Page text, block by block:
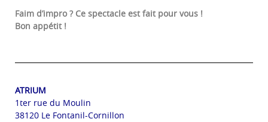
Faim d’impro ? Ce spectacle est fait pour vous !
Bon appétit !
ATRIUM
1ter rue du Moulin
38120 Le Fontanil-Cornillon